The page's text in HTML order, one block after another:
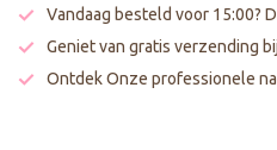
Vandaag besteld voor 15:00?
Geniet van gratis verzending
Ontdek Onze professionele